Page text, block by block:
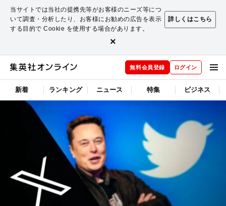
当サイトでは当社の提携先等がお客様のニーズ等につ
いて調査・分析したり、お客様にお勧めの広告を表示
する目的で Cookie を使用する場合があります。
詳しくはこちら
×
無料会員登録 ログイン
新着 ランキング ニュース 特集 ビジネス